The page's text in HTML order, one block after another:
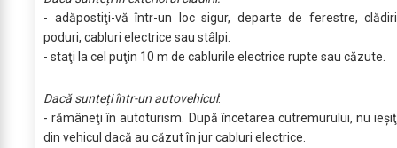
- adăpostiţi-vă într-un loc sigur, departe de ferestre,
poduri, cabluri electrice sau stâlpi.
- staţi la cel puţin 10 m de cablurile electrice rupte sau căzute.
Dacă sunteți într-un autovehicul:
- rămâneţi în autoturism. După încetarea cutremurului, nu
din vehicul dacă au căzut în jur cabluri electrice.